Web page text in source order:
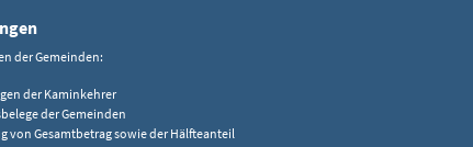
der Gemeinden:
der Kaminkehrer
der Gemeinden
von Gesamtbetrag sowie der Hälfteanteil